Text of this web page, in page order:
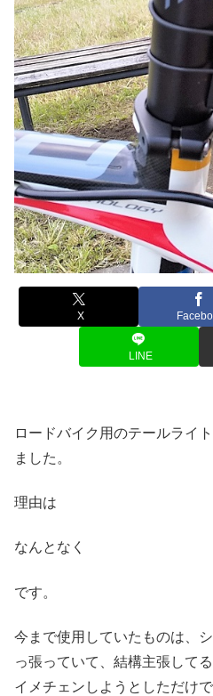
X
LINE
ロードバイク用のテールライ
ました。
理由は
なんとなく
です。
今まで使用していたものは、
っ張っていて、結構主張して
イメチェンしようとしただけで